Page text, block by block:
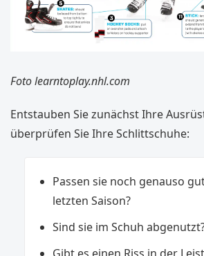
Foto learntoplay.nhl.com
Entstauben Sie zunächst Ihre
überprüfen Sie Ihre Schlittschuhe:
Passen sie noch genauso
letzten Saison?
Sind sie im Schuh